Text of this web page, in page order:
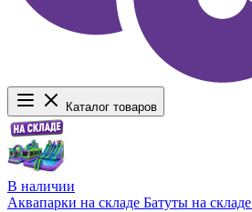
Каталог товаров
В наличии
Аквапарки на складе Батуты на складе